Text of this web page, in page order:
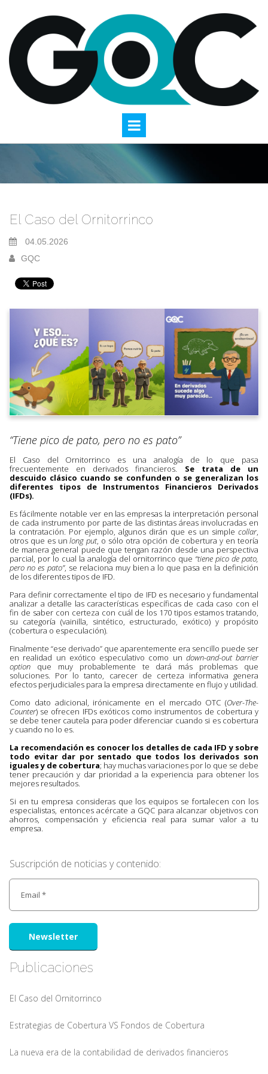
El Caso del Ornitorrinco
04.05.2026
GQC
“Tiene pico de pato, pero no es pato”
El Caso del Ornitorrinco es una analogía de lo que pasa
frecuentemente en derivados financieros. Se trata de un
descuido clásico cuando se confunden o se generalizan los
diferentes tipos de Instrumentos Financieros Derivados
(IFDs).
Es fácilmente notable ver en las empresas la interpretación personal
de cada instrumento por parte de las distintas áreas involucradas en
la contratación. Por ejemplo, algunos dirán que es un simple collar,
otros que es unlong put, o sólo otra opción de cobertura y en teoría
de manera general puede que tengan razón desde una perspectiva
parcial, por lo cual la analogía del ornitorrinco que “tiene pico de pato,
pero no es pato”, se relaciona muy bien a lo que pasa en la definición
de los diferentes tipos de IFD.
Para definir correctamente el tipo de IFD es necesario y fundamental
analizar a detalle las características específicas de cada caso con el
fin de saber con certeza con cuál de los 170 tipos estamos tratando,
su categoría (vainilla, sintético, estructurado, exótico) y propósito
(cobertura o especulación).
Finalmente “ese derivado” que aparentemente era sencillo puede ser
en realidad un exótico especulativo como un down-and-out barrier
option que muy probablemente te dará más problemas que
soluciones. Por lo tanto, carecer de certeza informativa genera
efectos perjudiciales para la empresa directamente en flujo y utilidad.
Como dato adicional, irónicamente en el mercado OTC (Over-The-
Counter) se ofrecen IFDs exóticos como instrumentos de cobertura y
se debe tener cautela para poder diferenciar cuando si es cobertura
y cuando no lo es.
La recomendación es conocer los detalles de cada IFD y sobre
todo evitar dar por sentado que todos los derivados son
iguales y de cobertura; hay muchas variaciones por lo que se debe
tener precaución y dar prioridad a la experiencia para obtener los
mejores resultados.
Si en tu empresa consideras que los equipos se fortalecen con los
especialistas, entonces acércate a GQC para alcanzar objetivos con
ahorros, compensación y eficiencia real para sumar valor a tu
empresa.
Suscripción de noticias y contenido:
Newsletter
Publicaciones
El Caso del Ornitorrinco
Estrategias de Cobertura VS Fondos de Cobertura
La nueva era de la contabilidad de derivados financieros